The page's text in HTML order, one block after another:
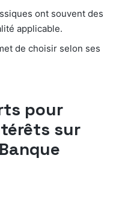
ont souvent des
applicable.
de choisir selon ses
pour
sur